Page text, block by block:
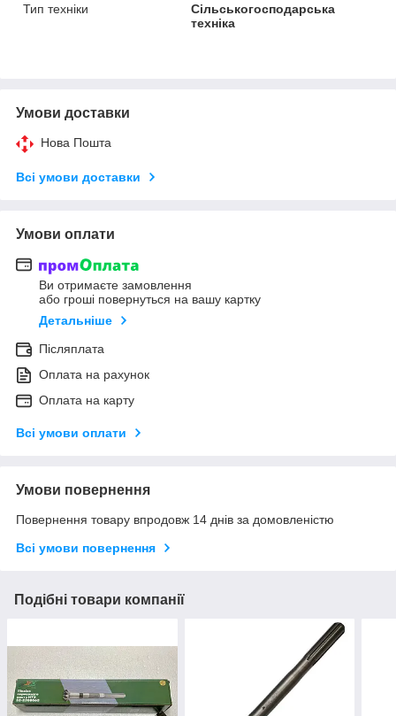
Тип техніки
Сільськогосподарська
техніка
Умови доставки
Нова Пошта
Всі умови доставки
Умови оплати
Ви отримаєте замовлення
або гроші повернуться на вашу картку
Детальніше
Післяплата
Оплата на рахунок
Оплата на карту
Всі умови оплати
Умови повернення
Повернення товару впродовж 14 днів за домовленістю
Всі умови повернення
Подібні товари компанії